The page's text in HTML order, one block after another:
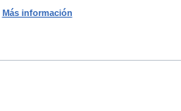
Más información